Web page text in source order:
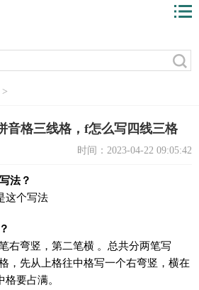
音格三线格，f怎么写四线三格
时间：2023-04-22 09:05:42
法？
这个写法
右弯竖，第二笔横 。总共分两笔写
，先从上格往中格写一个右弯竖，横在
要占满。